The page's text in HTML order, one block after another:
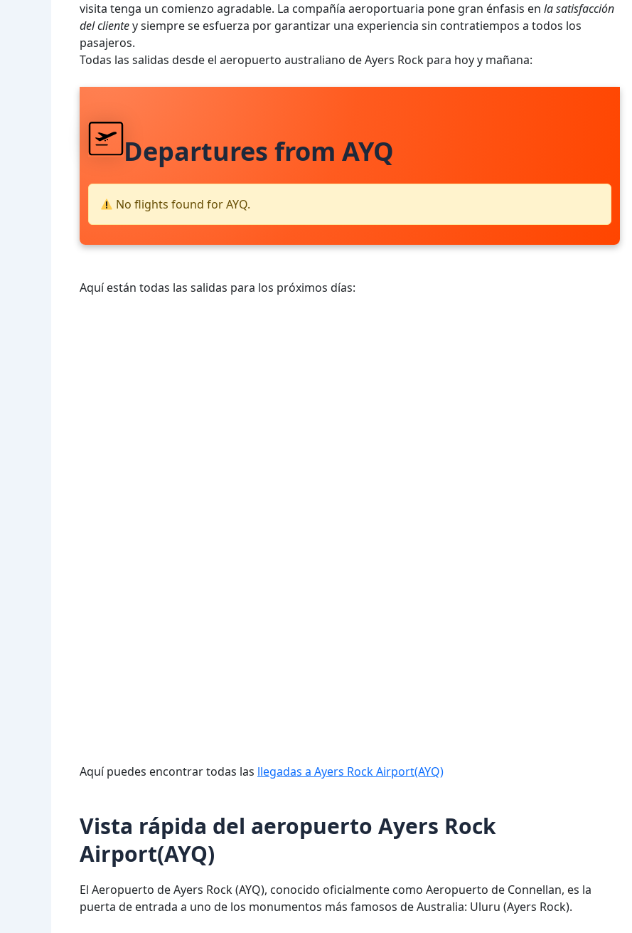
visita tenga un comienzo agradable. La compañía aeroportuaria pone gran énfasis en la satisfacción
del clientey siempre se esfuerza por garantizar una experiencia sin contratiempos a todos los
pasajeros.
Todas las salidas desde el aeropuerto australiano de Ayers Rock para hoy y mañana:
Departures from AYQ
No flights found for AYQ.
Aquí están todas las salidas para los próximos días:
Aquí puedes encontrar todas las llegadas a Ayers Rock Airport(AYQ)
Vista rápida del aeropuerto Ayers Rock
Airport(AYQ)
El Aeropuerto de Ayers Rock (AYQ), conocido oficialmente como Aeropuerto de Connellan, es la
puerta de entrada a uno de los monumentos más famosos de Australia: Uluru (Ayers Rock).